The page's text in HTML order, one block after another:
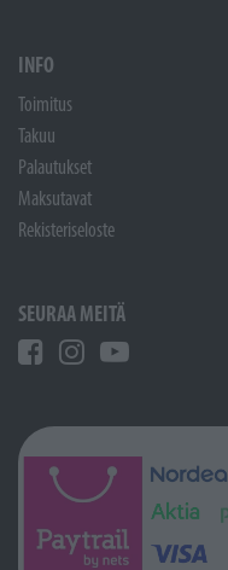
INFO
Toimitus
Takuu
Palautukset
Maksutavat
Rekisteriseloste
SEURAA MEITÄ